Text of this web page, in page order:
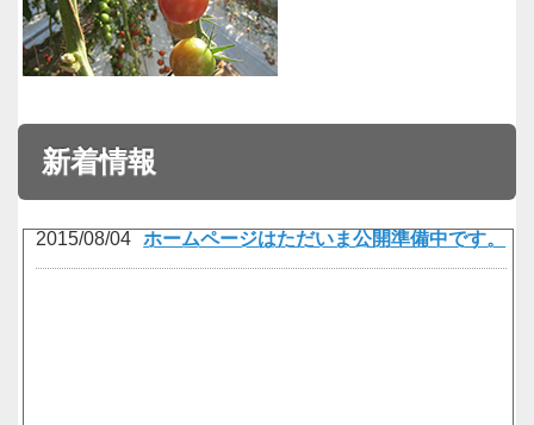
新着情報
2015/08/04 ホームページはただいま公開準備中です。